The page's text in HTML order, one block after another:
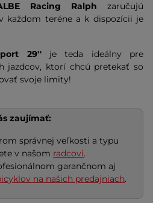
Racing Ralph zaručujú
každom teréne a k dispozícii je
29'' je teda ideálny pre
jazdcov, ktorí chcú pretekať so
svoje limity!
zaujímať:
správnej veľkosti a typu
v našom radcovi.
garančnom aj
na našich predajniach.